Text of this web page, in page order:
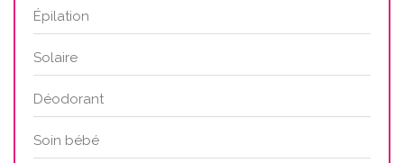
Épilation
Solaire
Déodorant
Soin bébé